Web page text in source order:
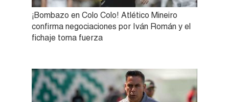
¡Bombazo en Colo Colo! Atlético Mineiro
confirma negociaciones por Iván Román y el
fichaje toma fuerza